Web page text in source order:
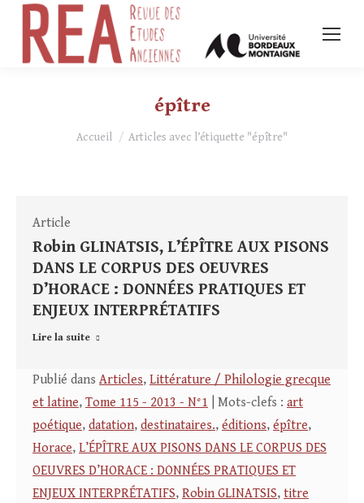
épître
Vous êtes ici :
Accueil Articles avec l’étiquette "épître"
Article
Robin GLINATSIS, L’ÉPÎTRE AUX PISONS
DANS LE CORPUS DES OEUVRES
D’HORACE : DONNÉES PRATIQUES ET
ENJEUX INTERPRÉTATIFS
Lire la suite
Publié dans Articles, Littérature / Philologie grecque
et latine, Tome 115 - 2013 - N°1 | Mots-clefs : art
poétique, datation, destinataires., éditions, épître,
Horace, L’ÉPÎTRE AUX PISONS DANS LE CORPUS DES
OEUVRES D’HORACE : DONNÉES PRATIQUES ET
ENJEUX INTERPRÉTATIFS, Robin GLINATSIS, titre